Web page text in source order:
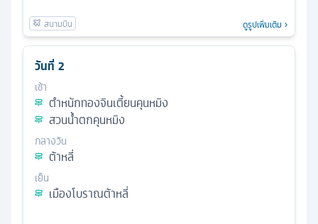
ดูรูปเพิ่มเติม
วันที่ 2
เช้า
ตำหนักทองจินเตี้ยนคุนหมิง
สวนน้ำตกคุนหมิง
กลางวัน
ต้าหลี่
เย็น
เมืองโบราณต้าหลี่